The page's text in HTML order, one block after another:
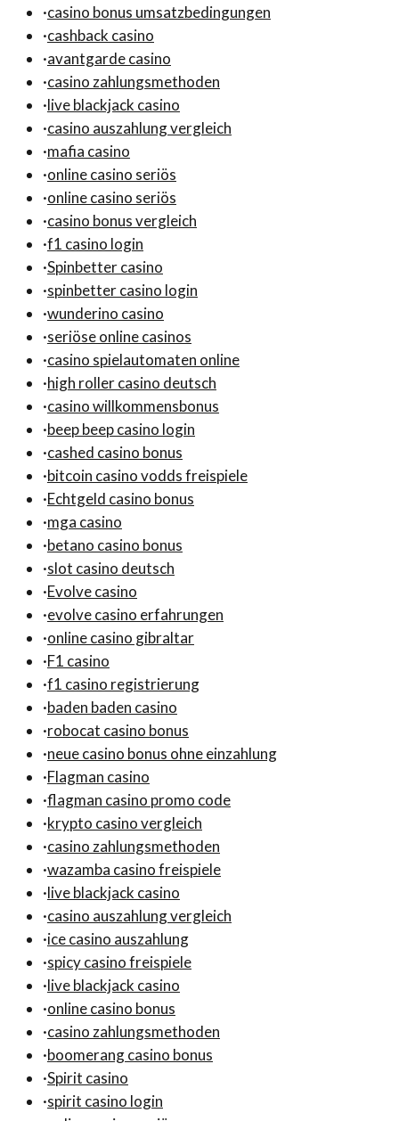
·casino bonus umsatzbedingungen
·cashback casino
·avantgarde casino
·casino zahlungsmethoden
·live blackjack casino
·casino auszahlung vergleich
·mafia casino
·online casino seriös
·online casino seriös
·casino bonus vergleich
·f1 casino login
·Spinbetter casino
·spinbetter casino login
·wunderino casino
·seriöse online casinos
·casino spielautomaten online
·high roller casino deutsch
·casino willkommensbonus
·beep beep casino login
·cashed casino bonus
·bitcoin casino vodds freispiele
·Echtgeld casino bonus
·mga casino
·betano casino bonus
·slot casino deutsch
·Evolve casino
·evolve casino erfahrungen
·online casino gibraltar
·F1 casino
·f1 casino registrierung
·baden baden casino
·robocat casino bonus
·neue casino bonus ohne einzahlung
·Flagman casino
·flagman casino promo code
·krypto casino vergleich
·casino zahlungsmethoden
·wazamba casino freispiele
·live blackjack casino
·casino auszahlung vergleich
·ice casino auszahlung
·spicy casino freispiele
·live blackjack casino
·online casino bonus
·casino zahlungsmethoden
·boomerang casino bonus
·Spirit casino
·spirit casino login